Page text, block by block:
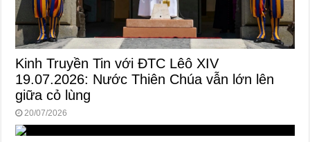
Kinh Truyền Tin với ĐTC Lêô XIV
19.07.2026: Nước Thiên Chúa vẫn lớn lên
giữa cỏ lùng
20/07/2026